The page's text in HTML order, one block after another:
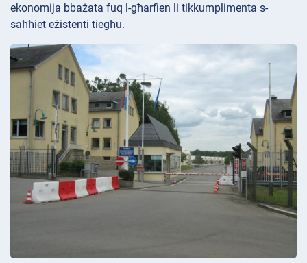
ekonomija bbażata fuq l-għarfien li tikkumplimenta s-
saħħiet eżistenti tiegħu.